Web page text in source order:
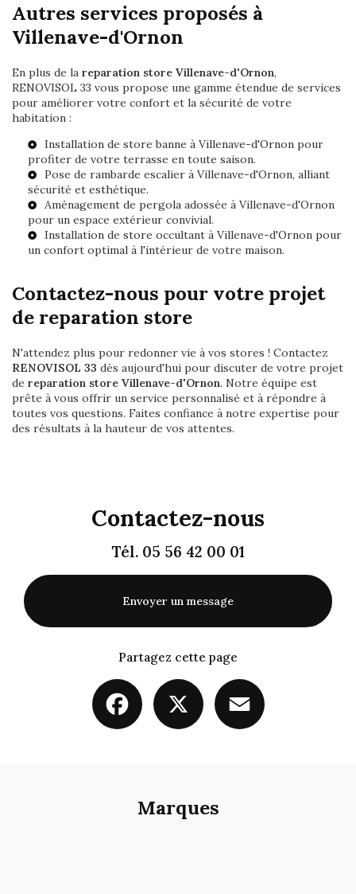
Autres services proposés à
Villenave-d'Ornon
En plus de la reparation store Villenave-d'Ornon,
RENOVISOL 33 vous propose une gamme étendue de services
pour améliorer votre confort et la sécurité de votre
habitation :
Installation de store banne à Villenave-d'Ornon pour
profiter de votre terrasse en toute saison.
Pose de rambarde escalier à Villenave-d'Ornon, alliant
sécurité et esthétique.
Aménagement de pergola adossée à Villenave-d'Ornon
pour un espace extérieur convivial.
Installation de store occultant à Villenave-d'Ornon pour
un confort optimal à l'intérieur de votre maison.
Contactez-nous pour votre projet
de reparation store
N'attendez plus pour redonner vie à vos stores ! Contactez
RENOVISOL 33 dès aujourd'hui pour discuter de votre projet
de reparation store Villenave-d'Ornon. Notre équipe est
prête à vous offrir un service personnalisé et à répondre à
toutes vos questions. Faites confiance à notre expertise pour
des résultats à la hauteur de vos attentes.
Contactez-nous
Tél. 05 56 42 00 01
Envoyer un message
Partagez cette page
Facebook
Marques